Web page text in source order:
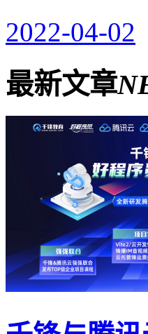
2022-04-02
最新文章